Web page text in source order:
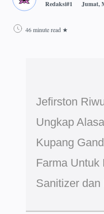
46 minute read
Jefirston
Ungkap
Kupang
Farma Untuk
Sanitizer dan